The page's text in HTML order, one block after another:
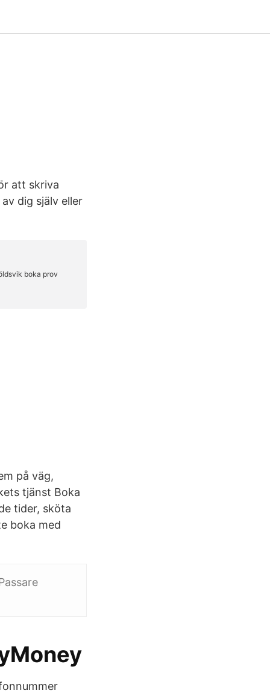
att skriva
dig själv eller
på väg,
tjänst Boka
tider, sköta
boka med